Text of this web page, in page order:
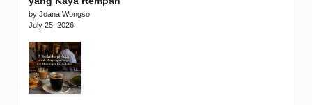
by Joana Wongso
July 25, 2026